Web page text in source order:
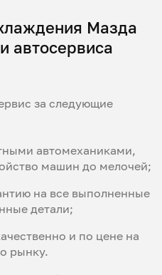
Мазда
автосервиса
за следующие
автомеханиками,
машин до мелочей;
на все выполненные
детали;
и по цене на
рынку.